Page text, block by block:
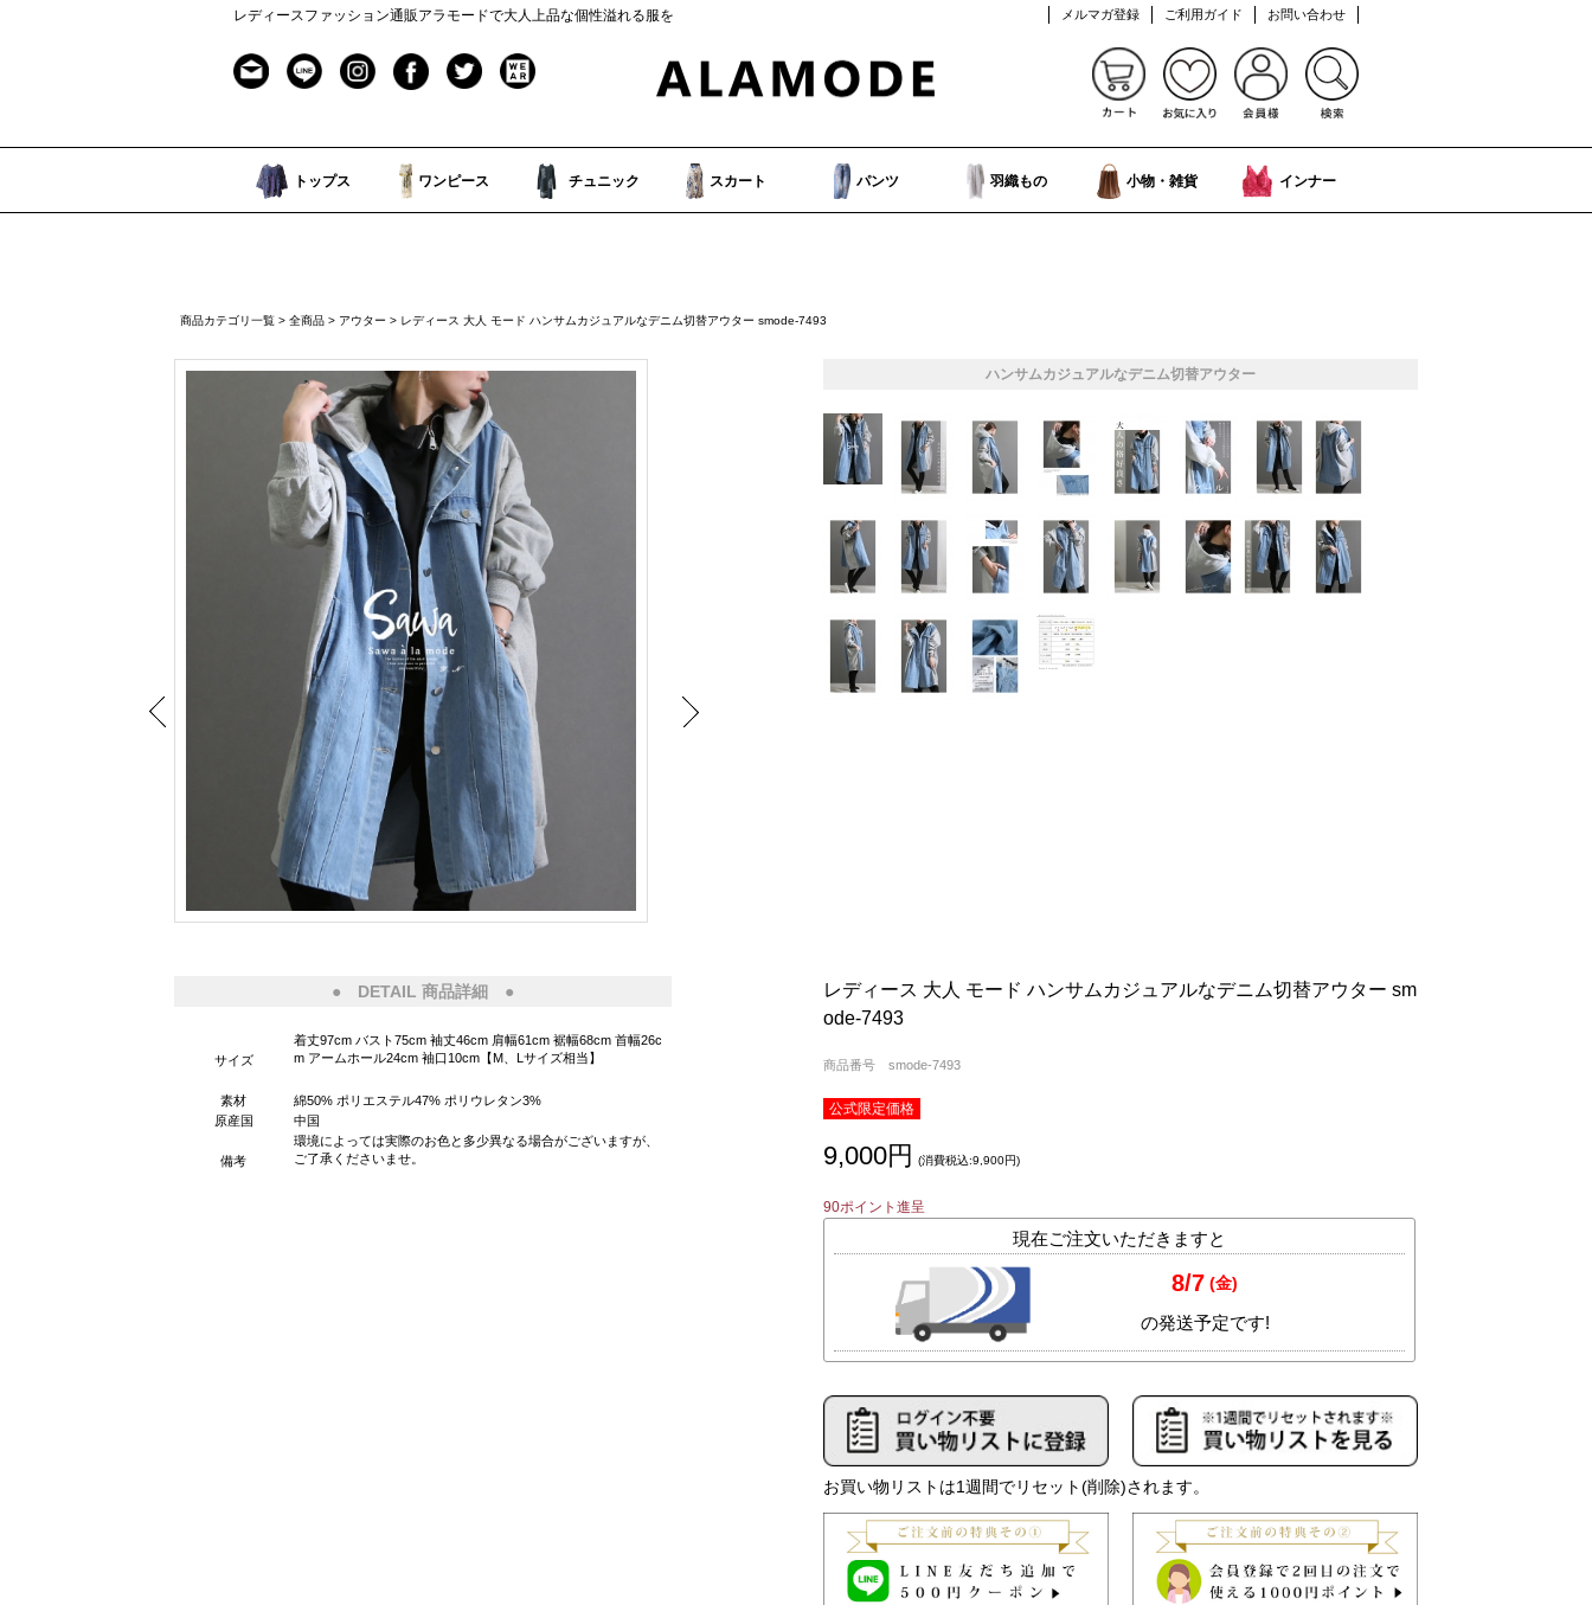
レディースファッション通販アラモードで大人上品な個性溢れる服を お問い合わせ
ご利用ガイド
メルマガ登録
トップス ワンピース チュニック スカート パンツ 羽織もの 小物・雑貨 インナー
商品カテゴリ一覧 > 全商品 > アウター > レディース 大人 モード ハンサムカジュアルなデニム切替アウター smode-7493
ハンサムカジュアルなデニム切替アウター
● DETAIL 商品詳細 ●
サイズ
着丈97cm バスト75cm 袖丈46cm 肩幅61cm 裾幅68cm 首幅26c
m アームホール24cm 袖口10cm【M、Lサイズ相当】
素材
綿50% ポリエステル47% ポリウレタン3%
原産国
中国
備考
環境によっては実際のお色と多少異なる場合がございますが、
ご了承くださいませ。
レディース 大人 モード ハンサムカジュアルなデニム切替アウター sm
ode-7493
商品番号 smode-7493
公式限定価格
9,000円 (消費税込:9,900円)
90ポイント進呈
お買い物リストは1週間でリセット(削除)されます。